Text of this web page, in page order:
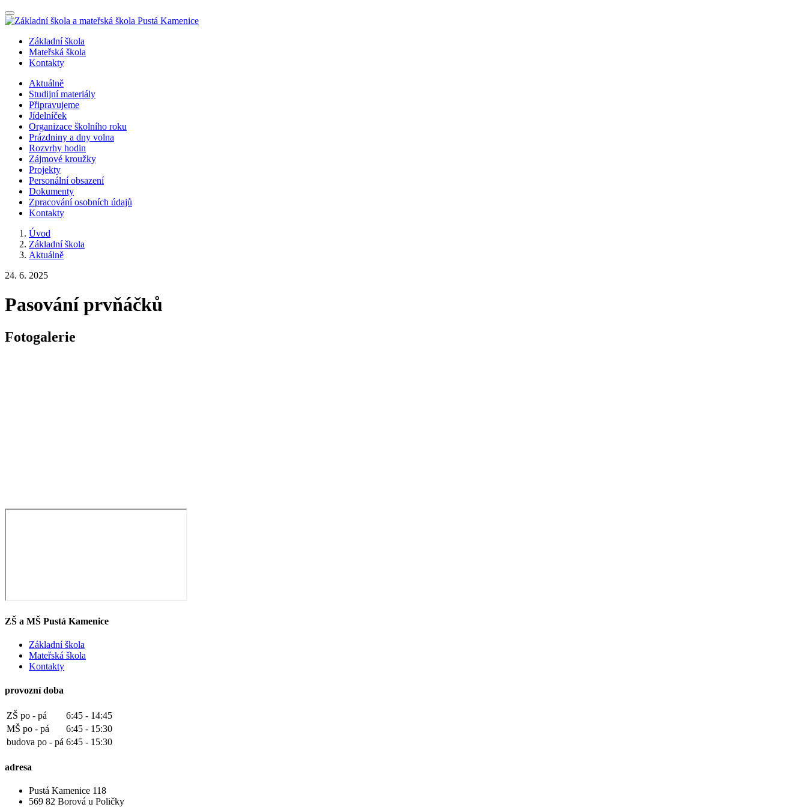
Nabídka
Základní škola
Mateřská škola
Kontakty
Aktuálně
Studijní materiály
Připravujeme
Jídelníček
Organizace školního roku
Prázdniny a dny volna
Rozvrhy hodin
Zájmové kroužky
Projekty
Personální obsazení
Dokumenty
Zpracování osobních údajů
Kontakty
Úvod
Základní škola
Aktuálně
24. 6. 2025
Pasování prvňáčků
Fotogalerie
ZŠ a MŠ Pustá Kamenice
Základní škola
Mateřská škola
Kontakty
provozní doba
ZŠ po - pá
6:45 - 14:45
MŠ po - pá
6:45 - 15:30
budova po - pá 6:45 - 15:30
adresa
Pustá Kamenice 118
569 82 Borová u Poličky